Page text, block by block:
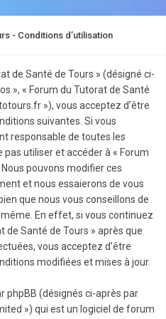
- Conditions d’utilisation
de Santé de Tours » (désigné ci-
», « Forum du Tutorat de Santé
»), vous acceptez d’être
suivantes. Si vous
responsable de toutes les
utiliser et accéder à « Forum
pouvons modifier ces
et nous essaierons de vous
que nous vous conseillons de
En effet, si vous continuez
de Santé de Tours » après que
vous acceptez d’être
modifiées et mises à jour.
phpBB (désignés ci-après par
») qui est un logiciel de forum